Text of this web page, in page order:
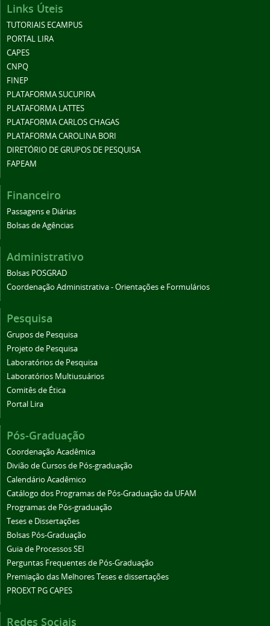
Links Úteis
TUTORIAIS ECAMPUS
PORTAL LIRA
CAPES
CNPQ
FINEP
PLATAFORMA SUCUPIRA
PLATAFORMA LATTES
PLATAFORMA CARLOS CHAGAS
PLATAFORMA CAROLINA BORI
DIRETÓRIO DE GRUPOS DE PESQUISA
FAPEAM
Financeiro
Passagens e Diárias
Bolsas de Agências
Administrativo
Bolsas POSGRAD
Coordenação Administrativa - Orientações e Formulários
Pesquisa
Grupos de Pesquisa
Projeto de Pesquisa
Laboratórios de Pesquisa
Laboratórios Multiusuários
Comitês de Ética
Portal Lira
Pós-Graduação
Coordenação Acadêmica
Divião de Cursos de Pós-graduação
Calendário Acadêmico
Catálogo dos Programas de Pós-Graduação da UFAM
Programas de Pós-graduação
Teses e Dissertações
Bolsas Pós-Graduação
Guia de Processos SEI
Perguntas Frequentes de Pós-Graduação
Premiação das Melhores Teses e dissertações
PROEXT PG CAPES
Redes Sociais